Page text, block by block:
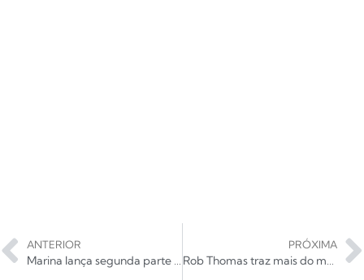
ANTERIOR
Marina lança segunda parte de coletânea: ouça Love+Fear
PRÓXIMA
Rob Thomas traz mais do mesmo em Chip Tooth Smile